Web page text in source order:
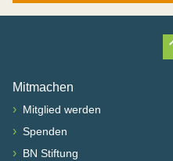
Mitmachen
› Mitglied werden
› Spenden
› BN Stiftung